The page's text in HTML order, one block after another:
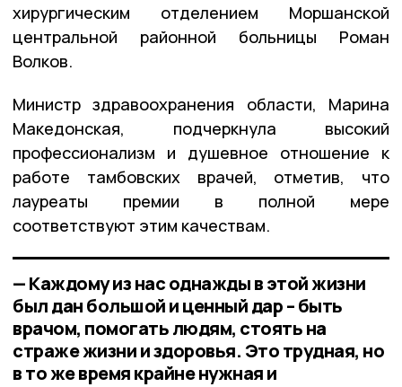
хирургическим отделением Моршанской
центральной районной больницы Роман
Волков.
Министр здравоохранения области, Марина
Македонская, подчеркнула высокий
профессионализм и душевное отношение к
работе тамбовских врачей, отметив, что
лауреаты премии в полной мере
соответствуют этим качествам.
— Каждому из нас однажды в этой жизни
был дан большой и ценный дар – быть
врачом, помогать людям, стоять на
страже жизни и здоровья. Это трудная, но
в то же время крайне нужная и